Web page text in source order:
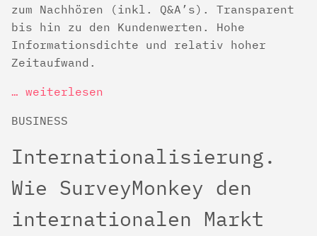
zum Nachhören (inkl. Q&A’s). Transparent
bis hin zu den Kundenwerten. Hohe
Informationsdichte und relativ hoher
Zeitaufwand.
… weiterlesen
BUSINESS
Internationalisierung.
Wie SurveyMonkey den
internationalen Markt